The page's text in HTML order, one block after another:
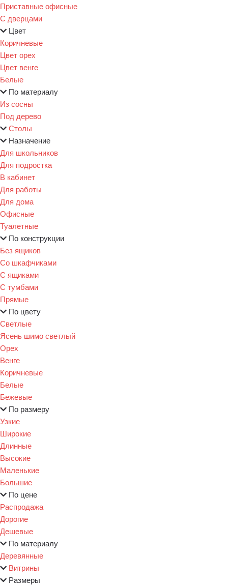
Приставные офисные
С дверцами
Цвет
Коричневые
Цвет орех
Цвет венге
Белые
По материалу
Из сосны
Под дерево
Столы
Назначение
Для школьников
Для подростка
В кабинет
Для работы
Для дома
Офисные
Туалетные
По конструкции
Без ящиков
Со шкафчиками
С ящиками
С тумбами
Прямые
По цвету
Светлые
Ясень шимо светлый
Орех
Венге
Коричневые
Белые
Бежевые
По размеру
Узкие
Широкие
Длинные
Высокие
Маленькие
Большие
По цене
Распродажа
Дорогие
Дешевые
По материалу
Деревянные
Витрины
Размеры